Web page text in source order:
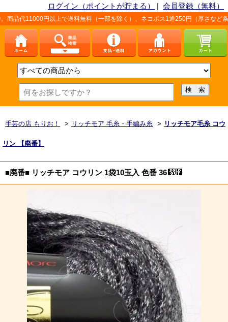
ログイン（ポイントが貯まる） | 会員登録（無料）
円以上で送料無料（一部を除く）、ネコポス1通250円（厚さなど条件あり）。
手芸の店 もりお！ > リッチモア 毛糸・手編み糸 > リッチモア毛糸 コウ
リン 【廃番】
■廃番■ リッチモア コウリン 1袋10玉入 色番 36